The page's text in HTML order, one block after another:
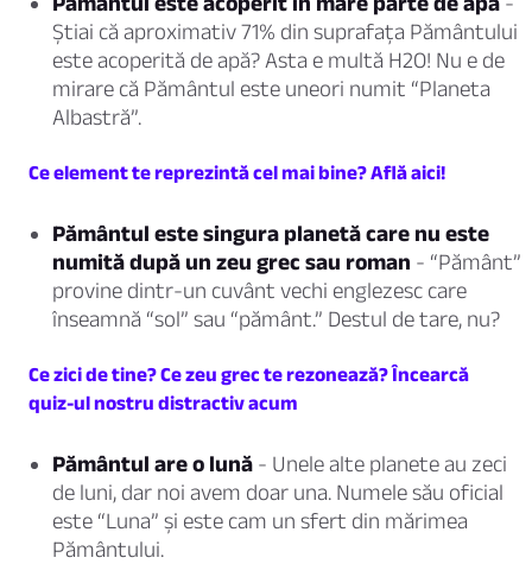
Știai că aproximativ 71% din suprafața Pământului
este acoperită de apă? Asta e multă H2O! Nu e de
mirare că Pământul este uneori numit “Planeta
Albastră”.
Ce element te reprezintă cel mai bine? Află aici!
Pământul este singura planetă care nu este
numită după un zeu grec sau roman - “Pământ”
provine dintr-un cuvânt vechi englezesc care
înseamnă “sol” sau “pământ.” Destul de tare, nu?
Ce zici de tine? Ce zeu grec te rezonează? Încearcă
quiz-ul nostru distractiv acum
Pământul are o lună - Unele alte planete au zeci
de luni, dar noi avem doar una. Numele său oficial
este “Luna” și este cam un sfert din mărimea
Pământului.